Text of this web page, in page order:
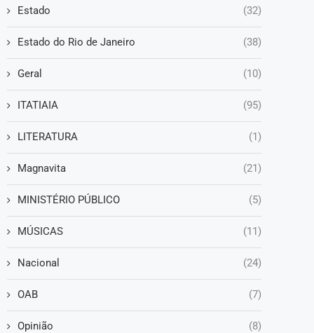
Estado (32)
Estado do Rio de Janeiro (38)
Geral (10)
ITATIAIA (95)
LITERATURA (1)
Magnavita (21)
MINISTÉRIO PÚBLICO (5)
MÚSICAS (11)
Nacional (24)
OAB (7)
Opinião (8)